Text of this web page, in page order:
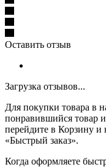
Оставить отзыв
Загрузка отзывов...
Для покупки товара в
понравившийся товар и
перейдите в Корзину
«Быстрый заказ».
Когда оформляете